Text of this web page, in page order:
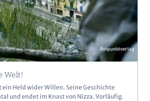
Welt!
ein Held wider Willen. Seine Geschichte
und endet im Knast von Nizza. Vorläufig.